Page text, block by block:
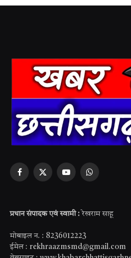
Facebook
X
YouTubeWhatsApp
प्रधान संपादक एवं स्वामी : रेखराम साहू
मोबाइल न. : 8236012223
ईमेल : rekhraazmsmd@gmail.com